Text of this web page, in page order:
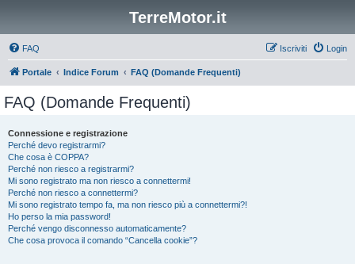
TerreMotor.it
FAQ Login
Iscriviti
Portale Indice Forum FAQ (Domande Frequenti)
FAQ (Domande Frequenti)
Connessione e registrazione
Perché devo registrarmi?
Che cosa è COPPA?
Perché non riesco a registrarmi?
Mi sono registrato ma non riesco a connettermi!
Perché non riesco a connettermi?
Mi sono registrato tempo fa, ma non riesco più a connettermi?!
Ho perso la mia password!
Perché vengo disconnesso automaticamente?
Che cosa provoca il comando “Cancella cookie”?